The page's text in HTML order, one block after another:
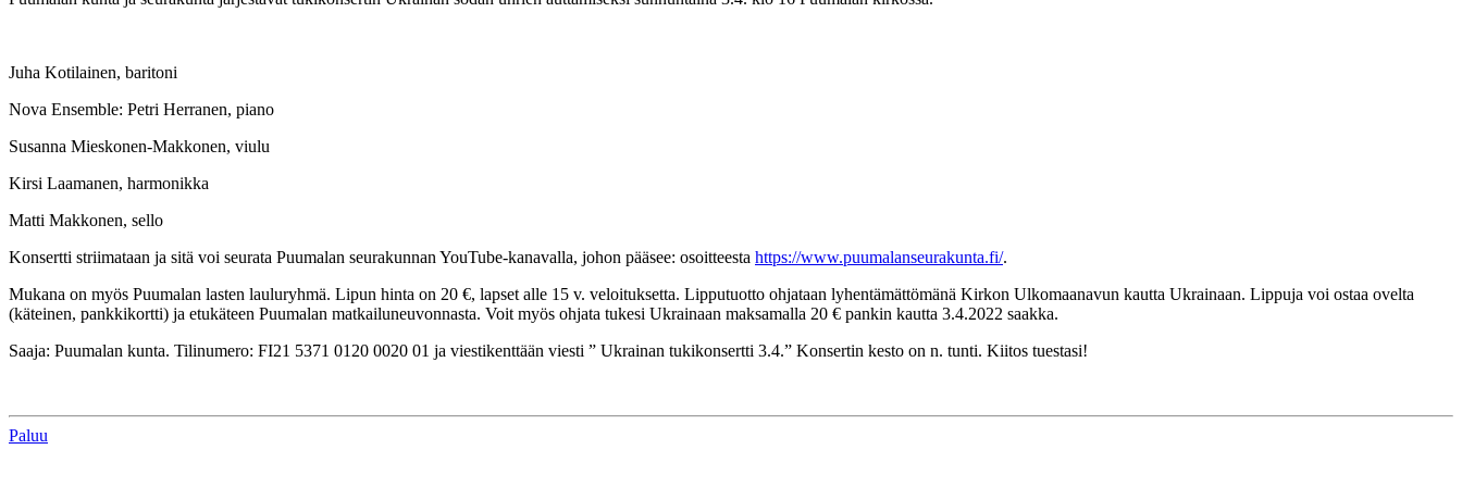
Juha Kotilainen, baritoni
Nova Ensemble: Petri Herranen, piano
Susanna Mieskonen-Makkonen, viulu
Kirsi Laamanen, harmonikka
Matti Makkonen, sello
Konsertti striimataan ja sitä voi seurata Puumalan seurakunnan YouTube-kanavalla, johon pääsee: osoitteesta https://www.puumalanseurakunta.fi/.
Mukana on myös Puumalan lasten lauluryhmä. Lipun hinta on 20 €, lapset alle 15 v. veloituksetta. Lipputuotto ohjataan lyhentämättömänä Kirkon Ulkomaanavun kautta Ukrainaan. Lippuja voi ostaa ovelta
(käteinen, pankkikortti) ja etukäteen Puumalan matkailuneuvonnasta. Voit myös ohjata tukesi Ukrainaan maksamalla 20 € pankin kautta 3.4.2022 saakka.
Saaja: Puumalan kunta. Tilinumero: FI21 5371 0120 0020 01 ja viestikenttään viesti ” Ukrainan tukikonsertti 3.4.” Konsertin kesto on n. tunti. Kiitos tuestasi!
Paluu